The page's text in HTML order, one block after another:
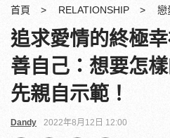
首頁 RELATIONSHIP 戀
追求愛情的終極
善自己：想要怎
先親自示範！
Dandy 2022年8月12日 12:00